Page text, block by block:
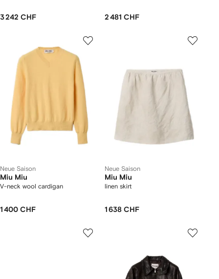
3 242 CHF 2 481 CHF
Neue Saison
Miu Miu
V-neck wool cardigan
1 400 CHF
Neue Saison
Miu Miu
linen skirt
1 638 CHF